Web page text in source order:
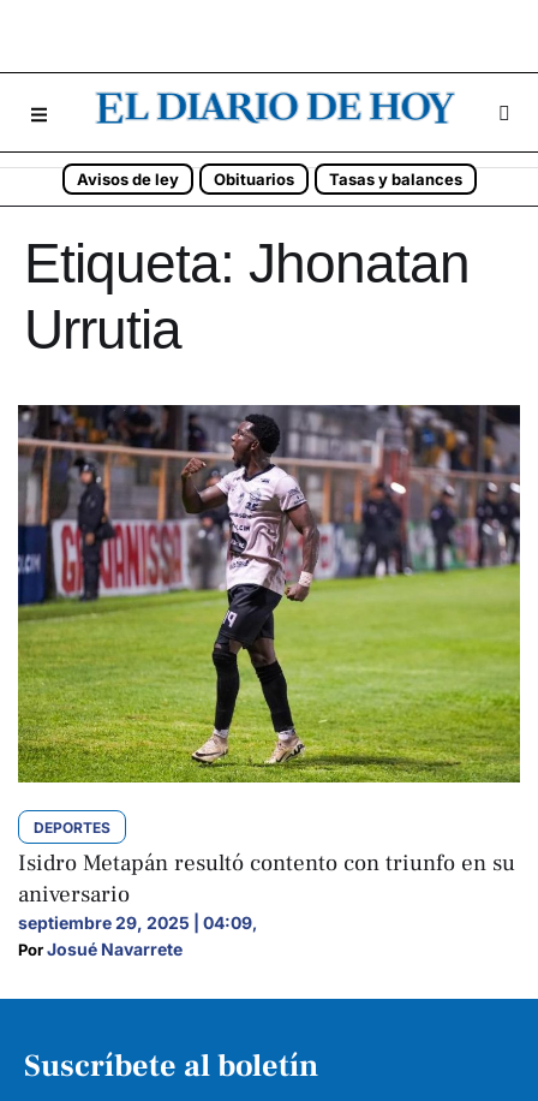
Avisos de ley Obituarios Tasas y balances
Etiqueta: Jhonatan
Urrutia
DEPORTES
Isidro Metapán resultó contento con triunfo en su
aniversario
septiembre 29, 2025 | 04:09,
Por Josué Navarrete
Suscríbete al boletín